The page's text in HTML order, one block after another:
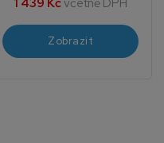
1 439 Kčvčetně DPH
Zobrazit